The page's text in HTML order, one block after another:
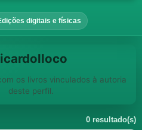
digitais e físicas
os livros vinculados à autoria
deste perfil.
0 resultado(s)